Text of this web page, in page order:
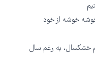
خوشه از خود
خشکسال، به رغم سال